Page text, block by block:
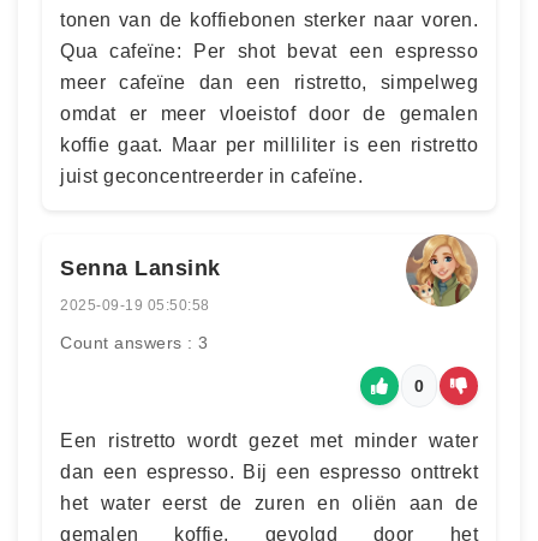
tonen van de koffiebonen sterker naar voren.
Qua cafeïne: Per shot bevat een espresso
meer cafeïne dan een ristretto, simpelweg
omdat er meer vloeistof door de gemalen
koffie gaat. Maar per milliliter is een ristretto
juist geconcentreerder in cafeïne.
Senna Lansink
2025-09-19 05:50:58
Count answers : 3
0
Een ristretto wordt gezet met minder water
dan een espresso. Bij een espresso onttrekt
het water eerst de zuren en oliën aan de
gemalen koffie, gevolgd door het